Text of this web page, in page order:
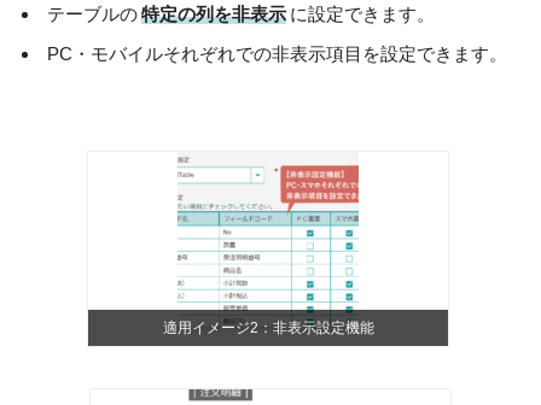
テーブルの特定の列を非表示 に設定できます。
PC・モバイルそれぞれでの非表示項目を設定できます。
適用イメージ2：非表示設定機能